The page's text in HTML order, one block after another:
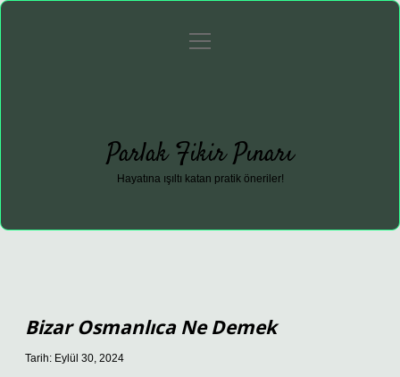
Gizlilik Politikası
menüyü
Parlak Fikir Pınarı
Hayatına ışıltı katan pratik öneriler!
Bizar Osmanlıca Ne Demek
Tarih: Eylül 30, 2024